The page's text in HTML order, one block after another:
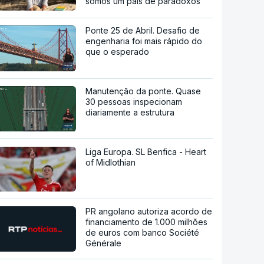
Ponte 25 de Abril. Desafio de
engenharia foi mais rápido do
que o esperado
Manutenção da ponte. Quase
30 pessoas inspecionam
diariamente a estrutura
Liga Europa. SL Benfica - Heart
of Midlothian
PR angolano autoriza acordo de
financiamento de 1.000 milhões
de euros com banco Société
Générale